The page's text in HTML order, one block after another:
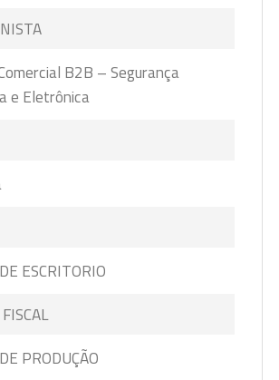
B2B – Segurança
e Eletrônica
ESCRITORIO
PRODUÇÃO